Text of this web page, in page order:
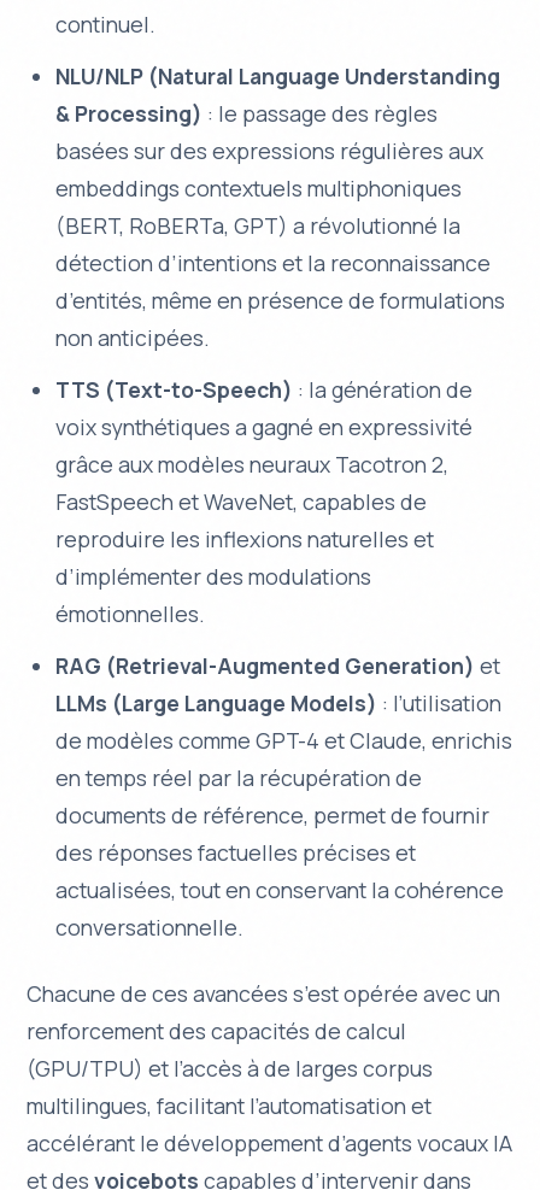
continuel.
NLU/NLP (Natural Language Understanding
& Processing) : le passage des règles
basées sur des expressions régulières aux
embeddings contextuels multiphoniques
(BERT, RoBERTa, GPT) a révolutionné la
détection d’intentions et la reconnaissance
d’entités, même en présence de formulations
non anticipées.
TTS (Text-to-Speech) : la génération de
voix synthétiques a gagné en expressivité
grâce aux modèles neuraux Tacotron 2,
FastSpeech et WaveNet, capables de
reproduire les inflexions naturelles et
d’implémenter des modulations
émotionnelles.
RAG (Retrieval-Augmented Generation) et
LLMs (Large Language Models) : l’utilisation
de modèles comme GPT-4 et Claude, enrichis
en temps réel par la récupération de
documents de référence, permet de fournir
des réponses factuelles précises et
actualisées, tout en conservant la cohérence
conversationnelle.
Chacune de ces avancées s’est opérée avec un
renforcement des capacités de calcul
(GPU/TPU) et l’accès à de larges corpus
multilingues, facilitant l’automatisation et
accélérant le développement d’agents vocaux IA
et desvoicebots capables d’intervenir dans